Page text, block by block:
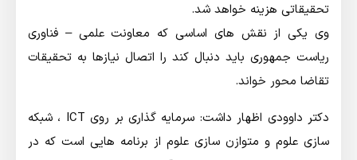
تحقیقاتی هزینه خواهد شد.
وی یکی از نقش های اساسی که معاونت علمی – فناوری
ریاست جمهوری باید دنبال کند را اتصال نیازها به تحقیقات
تقاضا محور خواند.
دكتر داوودی اظهار داشت: سرمایه گذاری بر روی ICT ، شبکه
سازی علوم و متوازن سازی علوم از برنامه هایی است که در